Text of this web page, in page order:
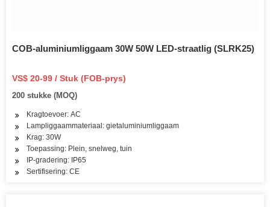
COB-aluminiumliggaam 30W 50W LED-straatlig (SLRK25)
VS$ 20-99 / Stuk (FOB-prys)
200 stukke (MOQ)
Kragtoevoer: AC
Lampliggaammateriaal: gietaluminiumliggaam
Krag: 30W
Toepassing: Plein, snelweg, tuin
IP-gradering: IP65
Sertifisering: CE